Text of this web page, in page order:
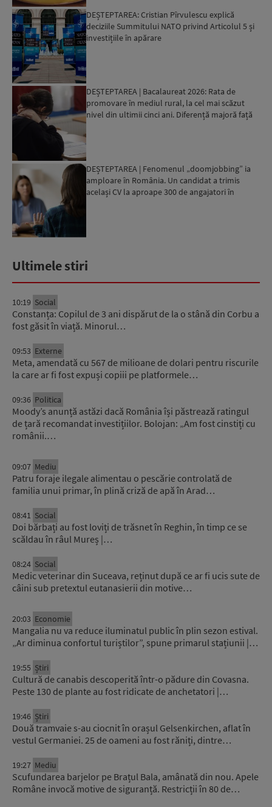
DEȘTEPTAREA: Cristian Pîrvulescu explică
deciziile Summitului NATO privind Articolul 5 și
investițiile în apărare
DEȘTEPTAREA | Bacalaureat 2026: Rata de
promovare în mediul rural, la cel mai scăzut
nivel din ultimii cinci ani. Diferență majoră față
DEȘTEPTAREA | Fenomenul „doomjobbing” ia
amploare în România. Un candidat a trimis
același CV la aproape 300 de angajatori în
Ultimele stiri
10:19 Social
Constanța: Copilul de 3 ani dispărut de la o stână din Corbu a
fost găsit în viață. Minorul…
09:53 Externe
Meta, amendată cu 567 de milioane de dolari pentru riscurile
la care ar fi fost expuși copiii pe platformele…
09:36 Politica
Moody’s anunță astăzi dacă România își păstrează ratingul
de țară recomandat investițiilor. Bolojan: „Am fost cinstiți cu
românii.…
09:07 Mediu
Patru foraje ilegale alimentau o pescărie controlată de
familia unui primar, în plină criză de apă în Arad…
08:41 Social
Doi bărbați au fost loviți de trăsnet în Reghin, în timp ce se
scăldau în râul Mureș |…
08:24 Social
Medic veterinar din Suceava, reținut după ce ar fi ucis sute de
câini sub pretextul eutanasierii din motive…
20:03 Economie
Mangalia nu va reduce iluminatul public în plin sezon estival.
„Ar diminua confortul turiștilor”, spune primarul stațiunii |…
19:55 Știri
Cultură de canabis descoperită într-o pădure din Covasna.
Peste 130 de plante au fost ridicate de anchetatori |…
19:46 Știri
Două tramvaie s-au ciocnit în orașul Gelsenkirchen, aflat în
vestul Germaniei. 25 de oameni au fost răniți, dintre…
19:27 Mediu
Scufundarea barjelor pe Brațul Bala, amânată din nou. Apele
Române invocă motive de siguranță. Restricții în 80 de…